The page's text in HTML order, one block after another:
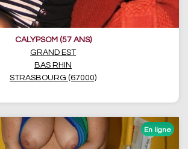
CALYPSOM (57 ANS)
GRAND EST
BAS RHIN
STRASBOURG (67000)